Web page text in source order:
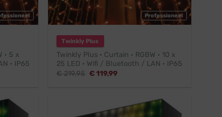
· 5 x
· IP65
Professioneel
Twinkly Plus
Twinkly Plus · Curtain · RGBW · 10 x
25 LED · Wifi / Bluetooth / LAN · IP65
€219,95 Oorspronkelijke
€119,99Huidige